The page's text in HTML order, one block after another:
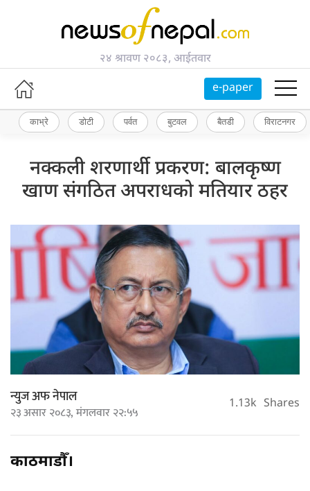
२४ श्रावण २०८३, आईतवार
e-paper
काभ्रे डोटी पर्वत बुटवल बैतडी विराटनगर
नक्कली शरणार्थी प्रकरण: बालकृष्ण
खाण संगठित अपराधको मतियार ठहर
न्युज अफ नेपाल
२३ असार २०८३, मंगलवार २२:५५ 1.13k Shares
काठमाडौँ।